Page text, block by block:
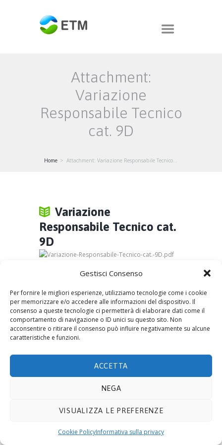
Gestisci Consenso
Per fornire le migliori esperienze, utilizziamo tecnologie come i cookie
per memorizzare e/o accedere alle informazioni del dispositivo. Il
consenso a queste tecnologie ci permetterà di elaborare dati come il
comportamento di navigazione o ID unici su questo sito. Non
acconsentire o ritirare il consenso può influire negativamente su alcune
caratteristiche e funzioni.
ACCETTA
NEGA
VISUALIZZA LE PREFERENZE
Cookie PolicyInformativa sulla privacy
Attachment:
Variazione
Responsabile Tecnico
cat. 9D
Home Attachment: Variazione Responsabile Tecnico...
Variazione
Responsabile Tecnico cat.
9D
10 Ottobre 2023
No image description ...
10, 20021 BOLLATE (MI)- P.IVA 08441330159. E-mail
info@ecomietto.it. Tutti i diritti riservati.
Policy.Cookie.